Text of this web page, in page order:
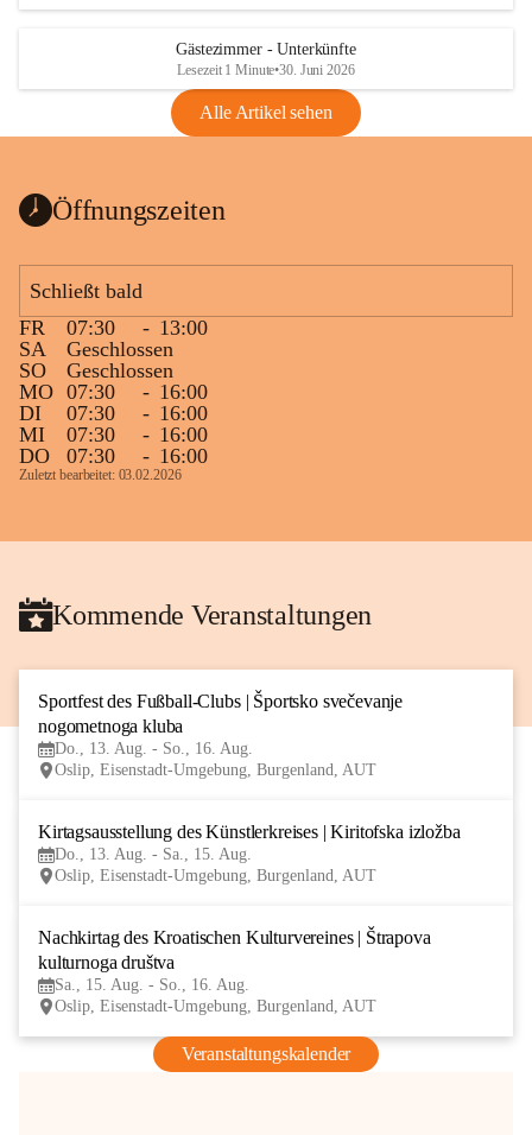
Gästezimmer - Unterkünfte
Lesezeit 1 Minute•30. Juni 2026
Alle Artikel sehen
Öffnungszeiten
Schließt bald
FR
07:30 - 13:00
SA
Geschlossen
SO
Geschlossen
MO 07:30 - 16:00
DI
07:30 - 16:00
MI
07:30 - 16:00
DO
07:30 - 16:00
Zuletzt bearbeitet: 03.02.2026
Kommende Veranstaltungen
Sportfest des Fußball-Clubs | Športsko svečevanje
nogometnoga kluba
Do., 13. Aug. - So., 16. Aug.
Oslip, Eisenstadt-Umgebung, Burgenland, AUT
Kirtagsausstellung des Künstlerkreises | Kiritofska izložba
Do., 13. Aug. - Sa., 15. Aug.
Oslip, Eisenstadt-Umgebung, Burgenland, AUT
Nachkirtag des Kroatischen Kulturvereines | Štrapova
kulturnoga društva
Sa., 15. Aug. - So., 16. Aug.
Oslip, Eisenstadt-Umgebung, Burgenland, AUT
Veranstaltungskalender